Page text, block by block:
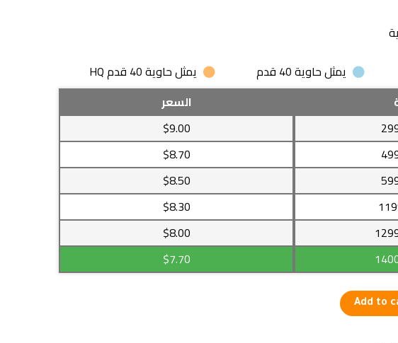
يمثل حاوية 40 قدم
يمثل حاوية 40 قدم HQ
السعر
$9.00
$8.70
$8.50
$8.30
$8.00
$7.70
Add to